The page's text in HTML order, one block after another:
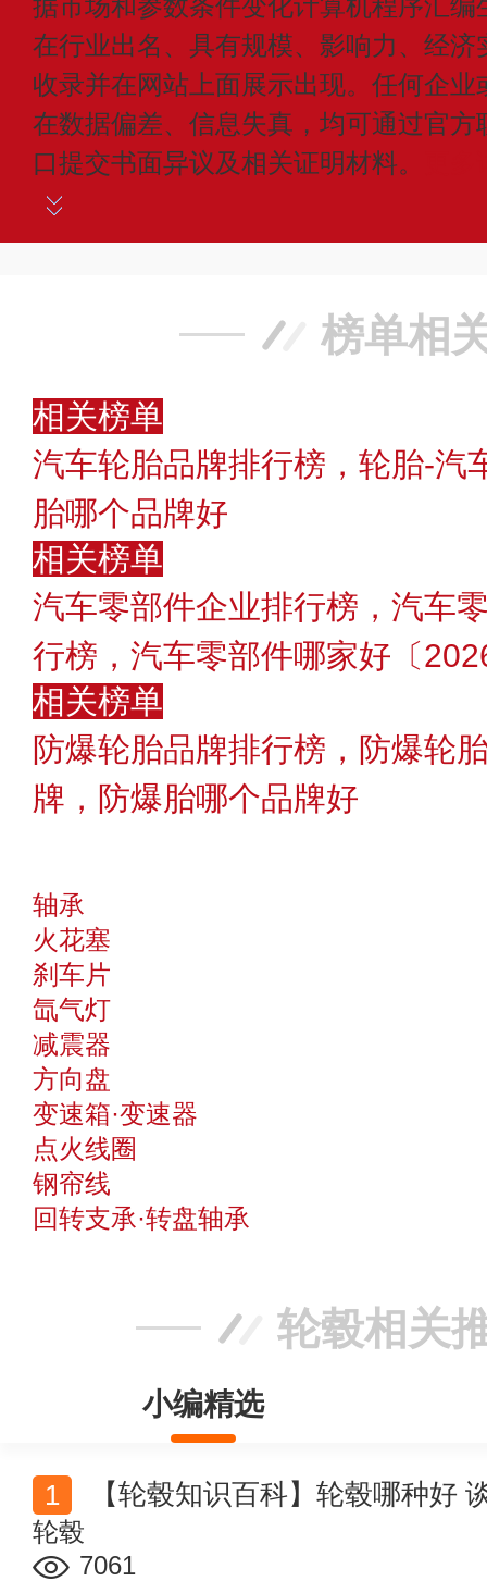
在行业出名、具有规模、影响力、经
收录并在网站上面展示出现。任何企
在数据偏差、信息失真，均可通过官
口提交书面异议及相关证明材料。
榜单相
相关榜单
汽车轮胎品牌排行榜，轮胎-汽
胎哪个品牌好
相关榜单
汽车零部件企业排行榜，汽车
行榜，汽车零部件哪家好〔
相关榜单
防爆轮胎品牌排行榜，防爆轮
牌，防爆胎哪个品牌好
轴承
火花塞
刹车片
氙气灯
减震器
方向盘
变速箱·变速器
点火线圈
钢帘线
回转支承·转盘轴承
轮毂相关
小编精选
【轮毂知识百科】轮毂哪种好
轮毂
7061